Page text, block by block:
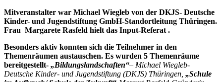
Mitveranstalter war Michael Wiegleb von der DKJS- Deutsche
Kinder- und Jugendstiftung GmbH-Standortleitung Thüringen.
Frau Margarete Rasfeld hielt das Input-Referat .
Besonders aktiv konnten sich die Teilnehmer in den
Themenräumen austauschen. Es wurden 5 Themenräume
bereitgestellt- „Bildungslandschaften“– Michael Wiegleb-
Deutsche Kinder- und Jugendstiftung (DKJS) Thüringen, „Schule